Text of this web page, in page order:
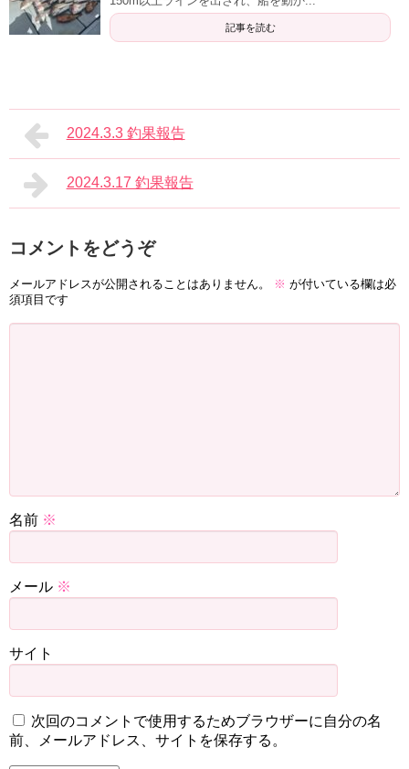
記事を読む
2024.3.3 釣果報告
2024.3.17 釣果報告
コメントをどうぞ
メールアドレスが公開されることはありません。 ※ が付いている欄は必
須項目です
名前 ※
メール ※
サイト
次回のコメントで使用するためブラウザーに自分の名
前、メールアドレス、サイトを保存する。